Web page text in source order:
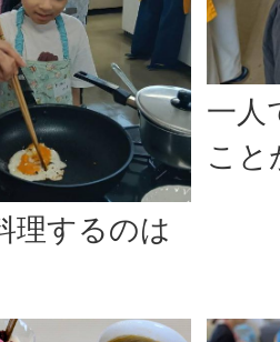
理するのは
一人
こと